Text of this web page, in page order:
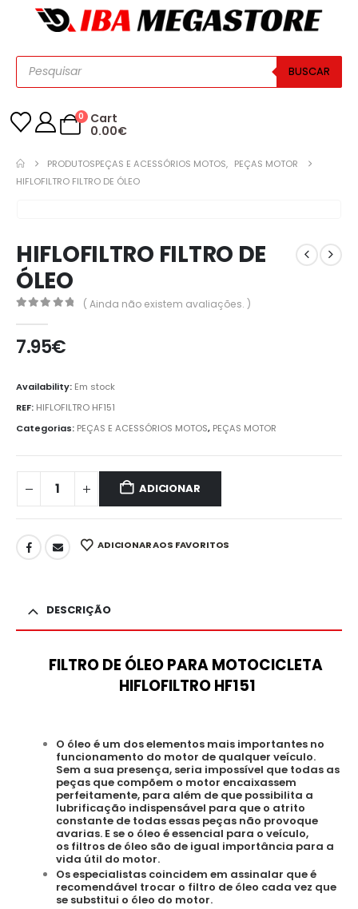
BUSCAR
0
Cart
0.00€
PRODUTOSPEÇAS E ACESSÓRIOS MOTOS, PEÇAS MOTOR
HIFLOFILTRO FILTRO DE ÓLEO
HIFLOFILTRO FILTRO DE
ÓLEO
( Ainda não existem avaliações. )
7.95€
Availability: Em stock
REF: HIFLOFILTRO HF151
Categorias: PEÇAS E ACESSÓRIOS MOTOS, PEÇAS MOTOR
ADICIONAR
ADICIONAR AOS FAVORITOS
DESCRIÇÃO
FILTRO DE ÓLEO PARA MOTOCICLETA
HIFLOFILTRO HF151
O óleo é um dos elementos mais importantes no
funcionamento do motor de qualquer veículo.
Sem a sua presença, seria impossível que todas as
peças que compõem o motor encaixassem
perfeitamente, para além de que possibilita a
lubrificação indispensável para que o atrito
constante de todas essas peças não provoque
avarias. E se o óleo é essencial para o veículo,
os filtros de óleo são de igual importância para a
vida útil do motor.
Os especialistas coincidem em assinalar que é
recomendável trocar o filtro de óleo cada vez que
se substitui o óleo do motor.